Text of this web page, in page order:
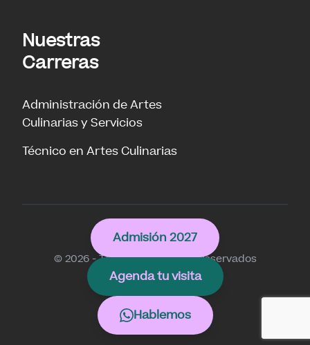
Nuestras
Carreras
Administración de Artes
Culinarias y Servicios
Técnico en Artes Culinarias
Culinary
© 2026 - Todos los derechos reservados
Admisión 2027
Agenda tu visita
Hablemos